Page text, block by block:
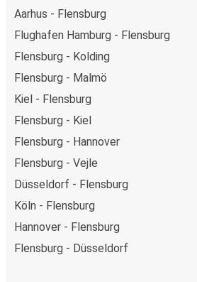
Aarhus - Flensburg
Flughafen Hamburg - Flensburg
Flensburg - Kolding
Flensburg - Malmö
Kiel - Flensburg
Flensburg - Kiel
Flensburg - Hannover
Flensburg - Vejle
Düsseldorf - Flensburg
Köln - Flensburg
Hannover - Flensburg
Flensburg - Düsseldorf